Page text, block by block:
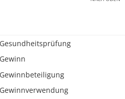
Gesundheitsprüfung
Gewinn
Gewinnbeteiligung
Gewinnverwendung